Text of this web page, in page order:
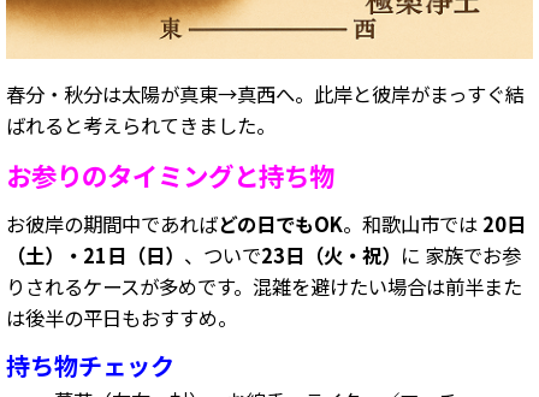
春分・秋分は太陽が真東→真西へ。此岸と彼岸がまっすぐ結
ばれると考えられてきました。
お参りのタイミングと持ち物
お彼岸の期間中であればどの日でもOK。和歌山市では 20日
（土）・21日（日） 、ついで23日（火・祝） に 家族でお参
りされるケースが多めです。混雑を避けたい場合は前半また
は後半の平日もおすすめ。
持ち物チェック